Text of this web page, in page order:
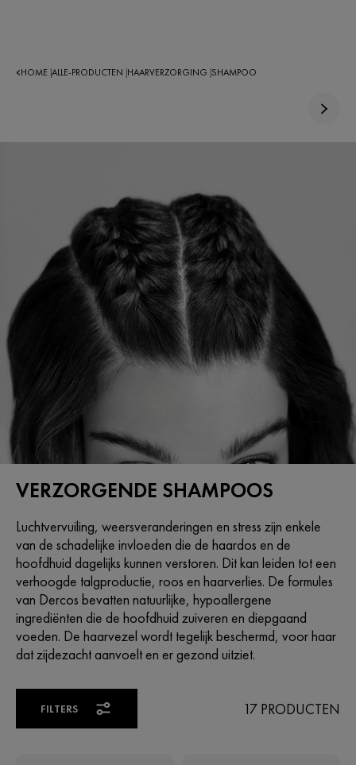
HOME ALLE-PRODUCTEN HAARVERZORGING SHAMPOO
VERZORGENDE SHAMPOOS
Luchtvervuiling, weersveranderingen en stress zijn enkele
van de schadelijke invloeden die de haardos en de
hoofdhuid dagelijks kunnen verstoren. Dit kan leiden tot een
verhoogde talgproductie, roos en haarverlies. De formules
van Dercos bevatten natuurlijke, hypoallergene
ingrediënten die de hoofdhuid zuiveren en diepgaand
voeden. De haarvezel wordt tegelijk beschermd, voor haar
dat zijdezacht aanvoelt en er gezond uitziet.
FILTERS 17 PRODUCTEN